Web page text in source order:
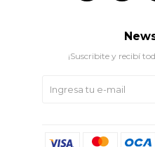
¡Suscribite y recibí